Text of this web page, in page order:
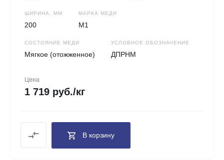
ШИРИНА, ММ
200
МАРКА МЕДИ
М1
СОСТОЯНИЕ МЕДИ
Мягкое (отожженное)
УСЛОВНОЕ ОБОЗНАЧЕНИЕ
ДПРНМ
Цена
1 719 руб./кг
В корзину